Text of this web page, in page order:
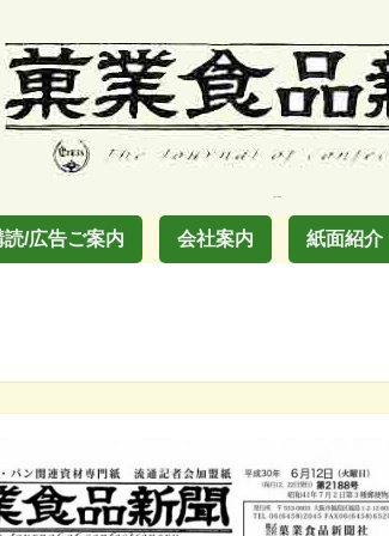
読/広告ご案内 会社案内 紙面紹介